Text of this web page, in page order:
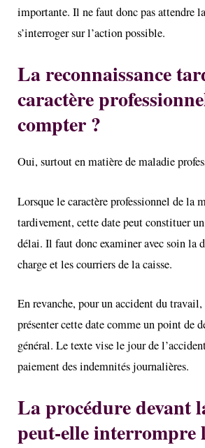
importante. Il ne faut donc pas attendre
s’interroger sur l’action possible.
La reconnaissance
caractère
compter ?
Oui, surtout en matière de maladie
Lorsque le caractère professionnel de la
tardivement, cette date peut constituer
délai. Il faut donc examiner avec soin la
charge et les courriers de la caisse.
En revanche, pour un accident du
présenter cette date comme un point de
général. Le texte vise le jour de
paiement des indemnités journalières.
La procédure devant
peut-elle interrompre